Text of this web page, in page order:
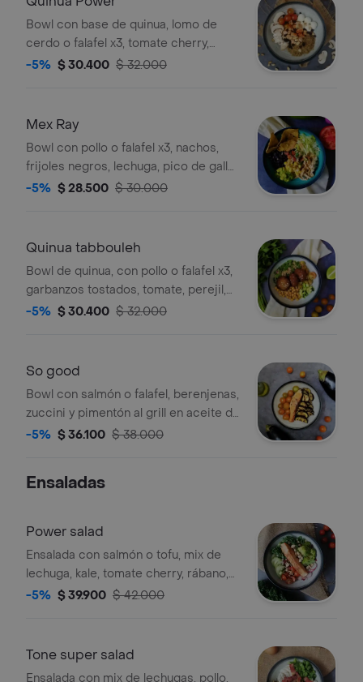
Bowl con base de quinua, lomo de
cerdo o falafel x3, tomate cherry,
queso campesino, maní, uvas pasas,
-5% $ 30.400 $ 32.000
Mex Ray
Bowl con pollo o falafel x3, nachos,
frijoles negros, lechuga, pico de gallo,
guacamole, maíz y mayo chipotle
-5% $ 28.500 $ 30.000
Quinua tabbouleh
Bowl de quinua, con pollo o falafel x3,
garbanzos tostados, tomate, perejil,
pepino, cebolla morada, ajonjolí y
-5% $ 30.400 $ 32.000
So good
Bowl con salmón o falafel, berenjenas,
zuccini y pimentón al grill en aceite de
oliva y orégano y tomate cherry
-5% $ 36.100 $ 38.000
Ensaladas
Power salad
Ensalada con salmón o tofu, mix de
lechuga, kale, tomate cherry, rábano,
brócoli, pepino, trail mix y arándanos
-5% $ 39.900 $ 42.000
Tone super salad
Ensalada con mix de lechugas, pollo,